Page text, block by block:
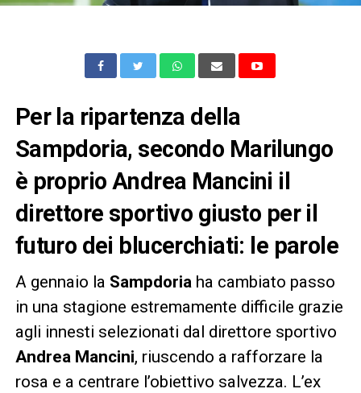
Per la ripartenza della
Sampdoria, secondo Marilungo
è proprio Andrea Mancini il
direttore sportivo giusto per il
futuro dei blucerchiati: le parole
A gennaio la Sampdoriaha cambiato passo
in una stagione estremamente difficile grazie
agli innesti selezionati dal direttore sportivo
Andrea Mancini, riuscendo a rafforzare la
rosa e a centrare l’obiettivo salvezza. L’ex